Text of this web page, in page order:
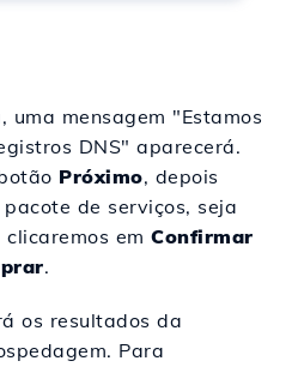
uma mensagem "Estamos
DNS" aparecerá.
Próximo, depois
de serviços, seja
em Confirmar
.
os resultados da
Para